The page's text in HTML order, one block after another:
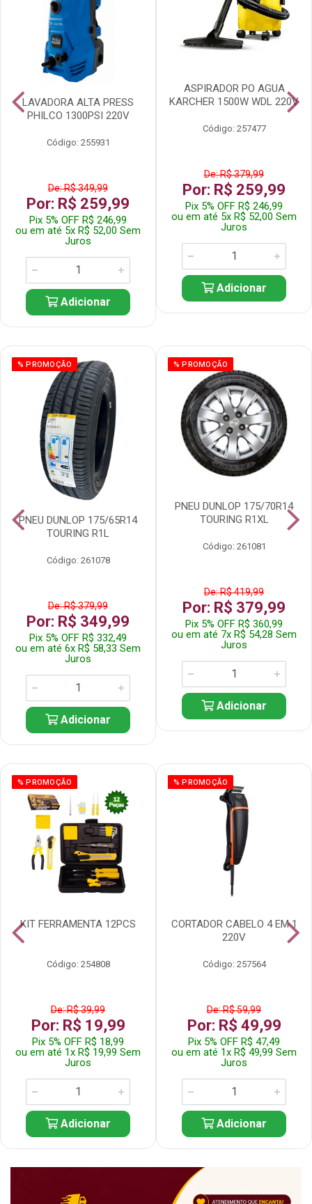
LAVADORA ALTA PRESS
PHILCO 1300PSI 220V
Código: 255931
De: R$ 349,99
Por: R$ 259,99
Pix 5% OFF R$ 246,99
ou em até 5x R$ 52,00 Sem
Juros
Adicionar
ASPIRADOR PO AGUA
KARCHER 1500W WDL 220V
Código: 257477
De: R$ 379,99
Por: R$ 259,99
Pix 5% OFF R$ 246,99
ou em até 5x R$ 52,00 Sem
Juros
Adicionar
% PROMOÇÃO
PNEU DUNLOP 175/65R14
TOURING R1L
Código: 261078
De: R$ 379,99
Por: R$ 349,99
Pix 5% OFF R$ 332,49
ou em até 6x R$ 58,33 Sem
Juros
Adicionar
% PROMOÇÃO
PNEU DUNLOP 175/70R14
TOURING R1XL
Código: 261081
De: R$ 419,99
Por: R$ 379,99
Pix 5% OFF R$ 360,99
ou em até 7x R$ 54,28 Sem
Juros
Adicionar
% PROMOÇÃO
KIT FERRAMENTA 12PCS
Código: 254808
De: R$ 39,99
Por: R$ 19,99
Pix 5% OFF R$ 18,99
ou em até 1x R$ 19,99 Sem
Juros
Adicionar
% PROMOÇÃO
CORTADOR CABELO 4 EM 1
220V
Código: 257564
De: R$ 59,99
Por: R$ 49,99
Pix 5% OFF R$ 47,49
ou em até 1x R$ 49,99 Sem
Juros
Adicionar